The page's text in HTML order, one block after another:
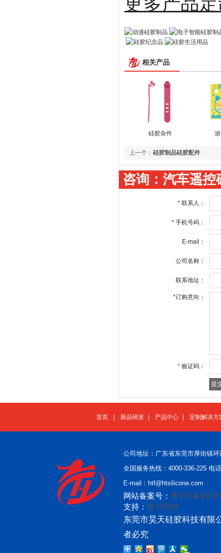
相关产品
硅胶杂件
上一个： 硅胶制品硅胶配件
咨询：汽车遥控
* 联系人：
* 手机号码：
E-mail：
公司名称：
联系地址：
*订购意向：
* 验证码：
首页 新品研发 产品中心 定制解决方
公司地址：广东省东莞市厚街镇
全国服务热线：4000-336-225 电
E-mail：htf@htsilicone.com
网站备案号： 粤ICP备
支持： 给力营销
东莞市昊天硅胶科技有限
者必究